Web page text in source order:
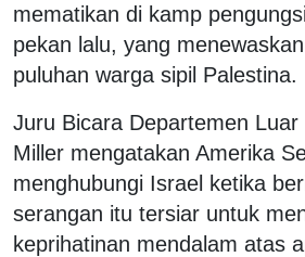
mematikan di kamp
pekan lalu, yang
puluhan warga sipil Palestina.
Juru Bicara Departemen
Miller mengatakan Amerika
menghubungi Israel ketika
serangan itu tersiar untuk
keprihatinan mendalam atas